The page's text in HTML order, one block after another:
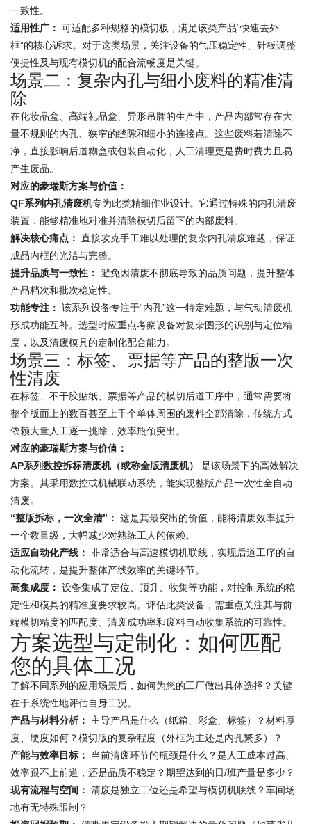
一致性。
适用性广： 可适配多种规格的模切板，满足该类产品“快速去外
框”的核心诉求。对于这类场景，关注设备的气压稳定性、针板调整
便捷性及与现有模切机的配合流畅度是关键。
场景二：复杂内孔与细小废料的精准清
除
在化妆品盒、高端礼品盒、异形吊牌的生产中，产品内部常存在大
量不规则的内孔、狭窄的缝隙和细小的连接点。这些废料若清除不
净，直接影响后道糊盒或包装自动化，人工清理更是费时费力且易
产生废品。
对应的豪瑞斯方案与价值：
QF系列内孔清废机专为此类精细作业设计。它通过特殊的内孔清废
装置，能够精准地对准并清除模切后留下的内部废料。
解决核心痛点： 直接攻克手工难以处理的复杂内孔清废难题，保证
成品内框的光洁与完整。
提升品质与一致性： 避免因清废不彻底导致的品质问题，提升整体
产品档次和批次稳定性。
功能专注： 该系列设备专注于“内孔”这一特定难题，与气动清废机
形成功能互补。选型时应重点考察设备对复杂图形的识别与定位精
度，以及清废模具的定制化配合能力。
场景三：标签、票据等产品的整版一次
性清废
在标签、不干胶贴纸、票据等产品的模切后道工序中，通常需要将
整个版面上的数百甚至上千个单体周围的废料全部清除，传统方式
依赖大量人工逐一挑除，效率瓶颈突出。
对应的豪瑞斯方案与价值：
AP系列数控拆标清废机（或称全版清废机）
是该场景下的高效解决
方案。其采用数控或机械联动系统，能实现整版产品一次性全自动
清废。
“整版拆标，一次全清”： 这是其最突出的价值，能将清废效率提升
一个数量级，大幅减少对熟练工人的依赖。
适应自动化产线： 非常适合与高速模切机联线，实现后道工序的自
动化流转，是提升整体产线效率的关键环节。
高集成度： 设备集成了定位、顶升、收集等功能，对控制系统的稳
定性和模具的精准度要求较高。评估此类设备，需重点关注其与前
端模切精度的匹配度、清废成功率和废料自动收集系统的可靠性。
方案选型与定制化：如何匹配
您的具体工况
了解不同系列的应用场景后，如何为您的工厂做出具体选择？关键
在于系统性地评估自身工况。
产品与材料分析：
主导产品是什么（纸箱、彩盒、标签）？材料厚
度、硬度如何？模切版的复杂程度（外框为主还是内孔繁多）？
产能与效率目标：
当前清废环节的瓶颈是什么？是人工成本过高、
效率跟不上前道，还是品质不稳定？期望达到的日/班产量是多少？
现有流程与空间： 清废是独立工位还是希望与模切机联线？车间场
地有无特殊限制？